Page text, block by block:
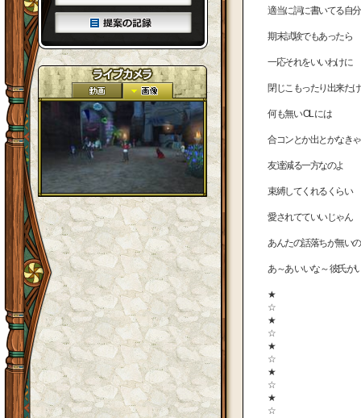
適当に詞に書いてる自
期末試験でもあったら
一応それをいいわけに
閉じこもったり出来た
何も無い OL には
合コンとか出とかなきゃ
友達減る一方なのよ
束縛してくれるくらい
愛されてていいじゃん
あんたの話落ちが無い
あ～あ いいな～ 彼氏が
★
☆
★
☆
★
☆
★
☆
★
☆